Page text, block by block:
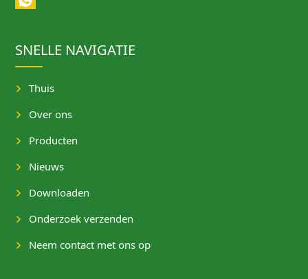
SNELLE NAVIGATIE
Thuis
Over ons
Producten
Nieuws
Downloaden
Onderzoek verzenden
Neem contact met ons op